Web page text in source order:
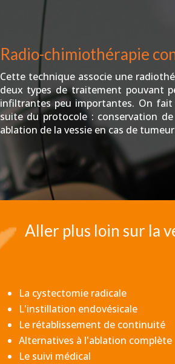
Radio-chimiothérapie
Cette technique associe une
deux types de traitement pouvant
infiltrantes peu importantes. On fait
suite du protocole : conservation
ablation de la vessie en cas de
Aller plus loin sur la
La cystectomie radicale
L'instillation endovésicale
Le rétablissement de continuité
Alternatives à l'ablation complète
Le suivi médical